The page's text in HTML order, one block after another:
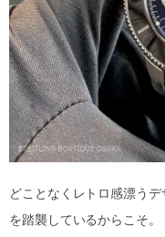
どことなくレトロ感漂う
を踏襲しているからこそ。